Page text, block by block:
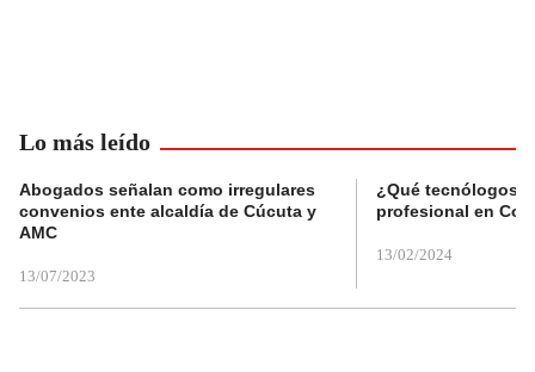
Lo más leído
Abogados señalan como irregulares
convenios ente alcaldía de Cúcuta y
AMC
13/07/2023
¿Qué tecnólogos
profesional en
13/02/2024